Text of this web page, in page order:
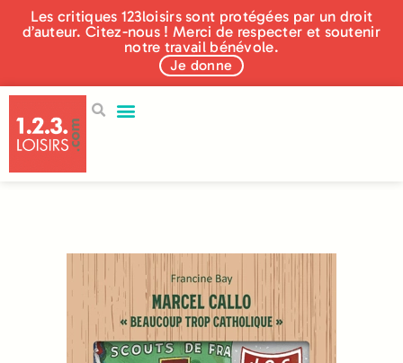
Les critiques 123loisirs sont protégées par un droit
d’auteur. Citez-nous ! Merci de respecter et soutenir
notre travail bénévole.
Je donne